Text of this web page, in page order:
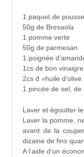
1 paquet de
50g de Bresaola
1 pomme verte
50g de parmesan
1 poignée
1cs de bon
2cs d »huile d’olive
1 pincée de sel,
Laver et égoutter
Laver la pomme,
avant de la
dizaine de fins
A l’aide d’un